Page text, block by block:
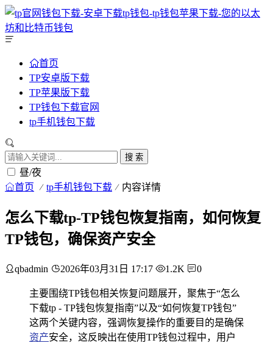
首页
TP安卓版下载
TP苹果版下载
TP钱包下载官网
tp手机钱包下载
搜 索
昼/夜
首页 tp手机钱包下载 内容详情
怎么下载tp-TP钱包恢复指南，如何恢复
TP钱包，确保资产安全
qbadmin 2026年03月31日 17:17 1.2K 0
主要围绕TP钱包相关恢复问题展开，聚焦于“怎么
下载tp - TP钱包恢复指南”以及“如何恢复TP钱包”
这两个关键内容，强调恢复操作的重要目的是确保
资产安全，这反映出在使用TP钱包过程中，用户